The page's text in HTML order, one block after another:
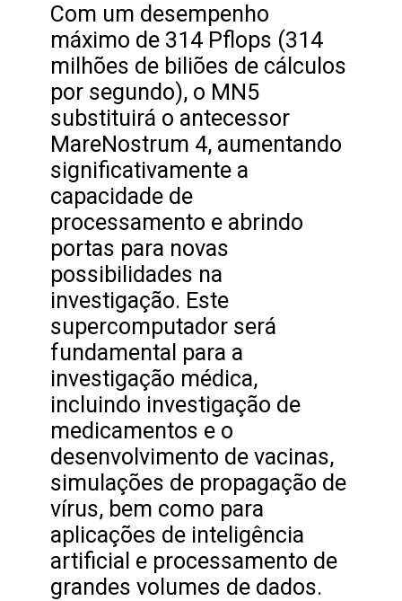
Com um desempenho
máximo de 314 Pflops (314
milhões de biliões de cálculos
por segundo), o MN5
substituirá o antecessor
MareNostrum 4, aumentando
significativamente a
capacidade de
processamento e abrindo
portas para novas
possibilidades na
investigação. Este
supercomputador será
fundamental para a
investigação médica,
incluindo investigação de
medicamentos e o
desenvolvimento de vacinas,
simulações de propagação de
vírus, bem como para
aplicações de inteligência
artificial e processamento de
grandes volumes de dados.